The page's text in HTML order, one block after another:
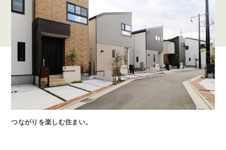
デザインアワード受賞
ニュース＆ブログ
つながりを楽しむ住まい。